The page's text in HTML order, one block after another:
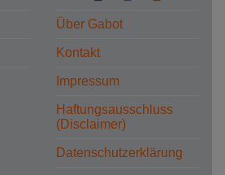
Über Gabot
Kontakt
Impressum
Haftungsausschluss
(Disclaimer)
Datenschutzerklärung